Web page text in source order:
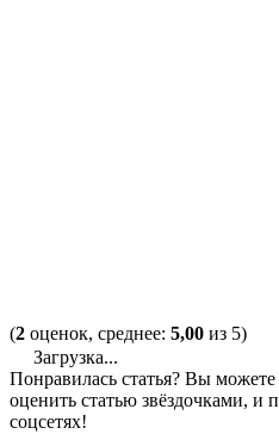
(2 оценок, среднее: 5,00 из 5)
Загрузка...
Понравилась статья? Вы можете
оценить статью звёздочками, и
соцсетях!